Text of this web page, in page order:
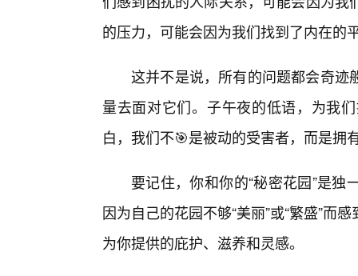
的压力，可能会因为我们找到了内在的
这并不是说，所有的问题都会奇迹
量去面对它们。子午夜的低语，为我
白，我们不🎯是被动的受害者，而是拥
要记住，你和你的“秘密花园”是
因为自己的花园不够“美丽”或“繁盛”而
为你提供的庇护、滋养和灵感。